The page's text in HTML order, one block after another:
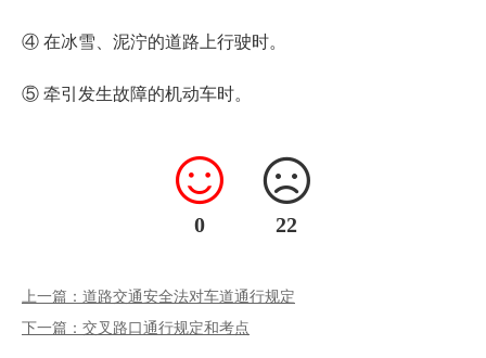
④ 在冰雪、泥泞的道路上行驶时。
⑤ 牵引发生故障的机动车时。
0 22
上一篇：道路交通安全法对车道通行规定
下一篇：交叉路口通行规定和考点